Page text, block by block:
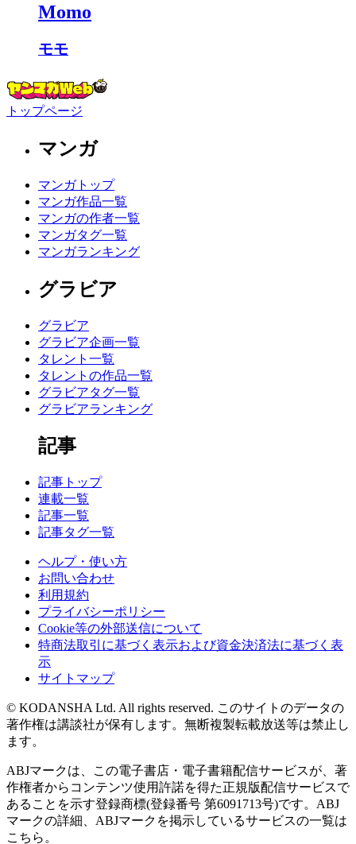
Momo
モモ
トップページ
マンガ
マンガトップ
マンガ作品一覧
マンガの作者一覧
マンガタグ一覧
マンガランキング
グラビア
グラビア
グラビア企画一覧
タレント一覧
タレントの作品一覧
グラビアタグ一覧
グラビアランキング
記事
記事トップ
連載一覧
記事一覧
記事タグ一覧
ヘルプ・使い方
お問い合わせ
利用規約
プライバシーポリシー
Cookie等の外部送信について
特商法取引に基づく表示および資金決済法に基づく表
示
サイトマップ
© KODANSHA Ltd. All rights reserved. このサイトのデータの
著作権は講談社が保有します。無断複製転載放送等は禁止し
ます。
ABJマークは、この電子書店・電子書籍配信サービスが、著
作権者からコンテンツ使用許諾を得た正規版配信サービスで
あることを示す登録商標(登録番号 第6091713号)です。ABJ
マークの詳細、ABJマークを掲示しているサービスの一覧は
こちら。